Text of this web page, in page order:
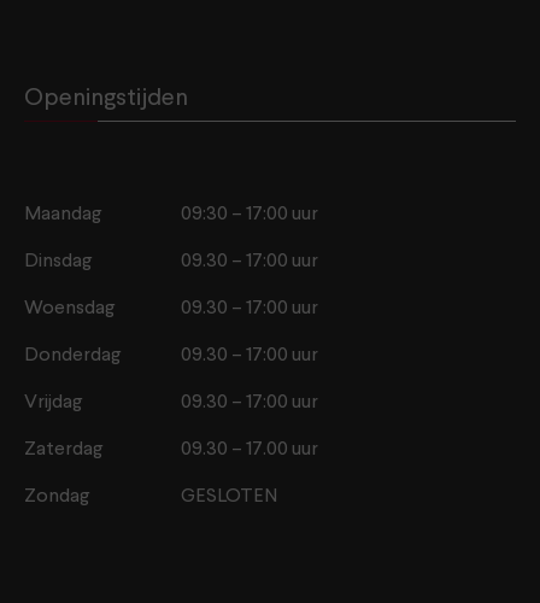
Openingstijden
Maandag 09:30 – 17:00 uur
Dinsdag 09.30 – 17:00 uur
Woensdag 09.30 – 17:00 uur
Donderdag 09.30 – 17:00 uur
Vrijdag 09.30 – 17:00 uur
Zaterdag 09.30 – 17.00 uur
Zondag GESLOTEN